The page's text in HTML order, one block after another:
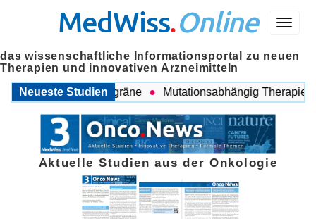
Menü
MedWiss.Online
das wissenschaftliche Informationsportal zu neuen
Therapien und innovativen Arzneimitteln
Neueste Studien
COPD und Migräne Mutationsabhängig Therapie
Aktuelle Studien aus der Onkologie